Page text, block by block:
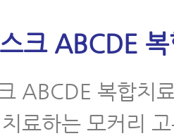
크 ABCDE
ABCDE 복합치
료하는 모커리